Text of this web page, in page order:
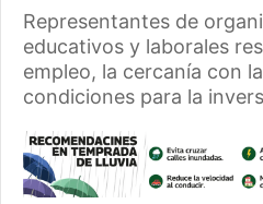
Representantes de
educativos y laborales
empleo, la cercanía con
condiciones para la